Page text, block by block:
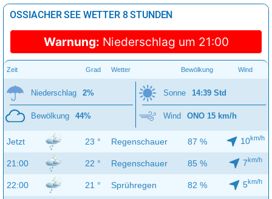
OSSIACHER SEE WETTER 8 STUNDEN
Warnung: Niederschlag um 21:00
Zeit Grad Wetter Bewölkung Wind
Niederschlag 2%
Bewölkung 44%
Sonne 14:39 Std
Wind ONO 15 km/h
Jetzt 23 ° Regenschauer 87 % 10km/h
21:00 22 ° Regenschauer 85 % 7km/h
22:00 21 ° Sprühregen 82 % 5km/h